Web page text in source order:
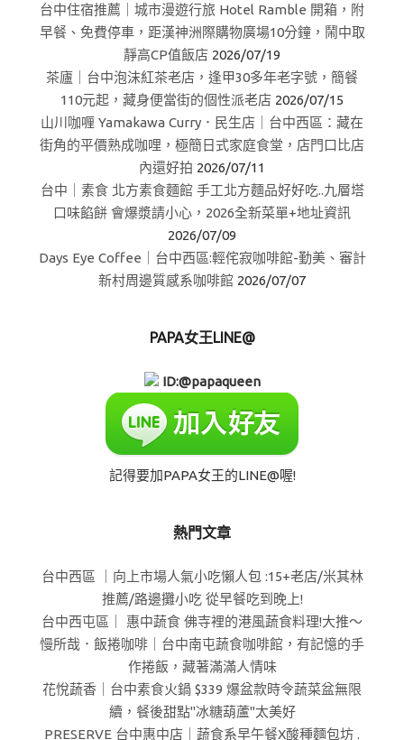
台中住宿推薦｜城市漫遊行旅 Hotel Ramble 開箱，附
早餐、免費停車，距漢神洲際購物廣場10分鐘，鬧中取
靜高CP值飯店 2026/07/19
茶廬｜台中泡沫紅茶老店，逢甲30多年老字號，簡餐
110元起，藏身便當街的個性派老店 2026/07/15
山川咖喱 Yamakawa Curry．民生店｜台中西區：藏在
街角的平價熟成咖哩，極簡日式家庭食堂，店門口比店
內還好拍 2026/07/11
台中｜素食 北方素食麵館 手工北方麵品好好吃..九層塔
口味餡餅 會爆漿請小心，2026全新菜單+地址資訊
2026/07/09
Days Eye Coffee｜台中西區:輕侘寂咖啡館-勤美、審計
新村周邊質感系咖啡館 2026/07/07
PAPA女王LINE@
ID:@papaqueen
記得要加PAPA女王的LINE@喔!
熱門文章
台中西區 ｜向上市場人氣小吃懶人包 :15+老店/米其林
推薦/路邊攤小吃 從早餐吃到晚上!
台中西屯區｜ 惠中蔬食 佛寺裡的港風蔬食料理!大推～
慢所哉．飯捲咖啡｜台中南屯蔬食咖啡館，有記憶的手
作捲飯，藏著滿滿人情味
花悅蔬香｜台中素食火鍋 $339 爆盆款時令蔬菜盆無限
續，餐後甜點"冰糖葫蘆"太美好
PRESERVE 台中惠中店｜蔬食系早午餐X酸種麵包坊 .